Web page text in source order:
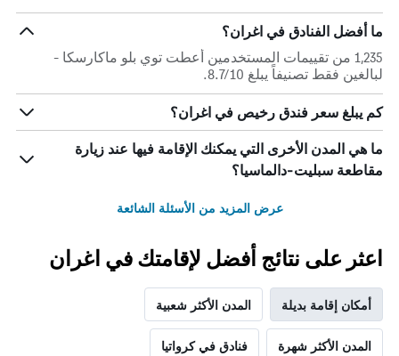
ما أفضل الفنادق في اغران؟
1,235 من تقييمات المستخدمين أعطت توي بلو ماكارسكا -
لبالغين فقط تصنيفاً يبلغ 8.7/10.
كم يبلغ سعر فندق رخيص في اغران؟
ما هي المدن الأخرى التي يمكنك الإقامة فيها عند زيارة
مقاطعة سبليت-دالماسيا؟
عرض المزيد من الأسئلة الشائعة
اعثر على نتائج أفضل لإقامتك في اغران
أمكان إقامة بديلة المدن الأكثر شعبية
المدن الأكثر شهرة فنادق في كرواتيا